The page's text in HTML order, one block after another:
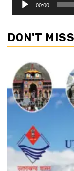
00:00
DON'T MISS